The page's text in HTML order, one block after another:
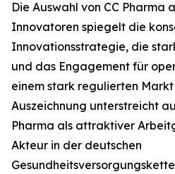
Die Auswahl von CC Pharma
Innovatoren spiegelt die
Innovationsstrategie, die
und das Engagement für
einem stark regulierten Markt
Auszeichnung unterstreicht
Pharma als attraktiver
Akteur in der deutschen